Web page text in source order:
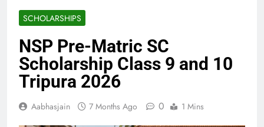
SCHOLARSHIPS
NSP Pre-Matric SC
Scholarship Class 9 and 10
Tripura 2026
Aabhasjain 7 Months Ago 0 1 Mins